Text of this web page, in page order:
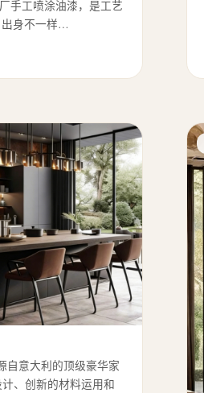
手工喷涂油漆，是工艺
出身不一样…
自意大利的顶级豪华家
、创新的材料运用和